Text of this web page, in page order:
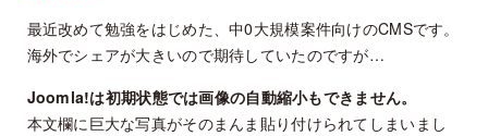
最近改めて勉強をはじめた、中0大規模案件向けのCMSです。
海外でシェアが大きいので期待していたのですが…
Joomla!は初期状態では画像の自動縮小もできません。
本文欄に巨大な写真がそのまんま貼り付けられてしまいまし